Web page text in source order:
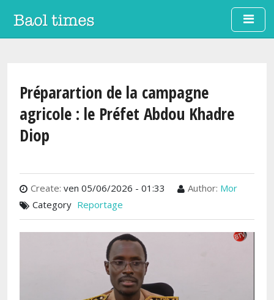
Aller au contenu principal
Préparartion de la campagne
agricole : le Préfet Abdou Khadre
Diop
Create: ven 05/06/2026 - 01:33 Author: Mor
Category Reportage